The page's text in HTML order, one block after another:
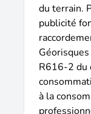
du terrain.
publicité
R616-2 du
à la